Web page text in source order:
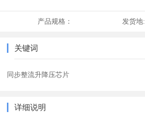
产品规格： 发货地:
关键词
同步整流升降压芯片
详细说明